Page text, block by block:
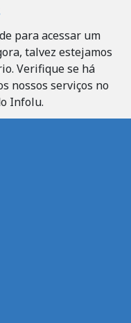
para acessar um
talvez estejamos
Verifique se há
nossos serviços no
Infolu.